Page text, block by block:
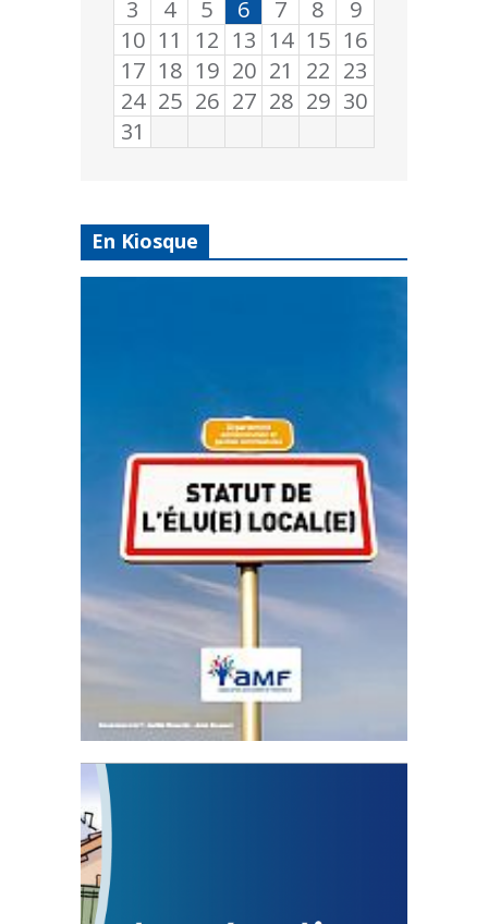
3
4 5 6 7 8
9
10 11 12 13 14 15 16
17 18 19 20 21 22 23
24 25 26 27 28 29 30
31
En Kiosque
Statut de l’élu local
3 avril 2024
Mise à jour avril 2024
FEUILLETER